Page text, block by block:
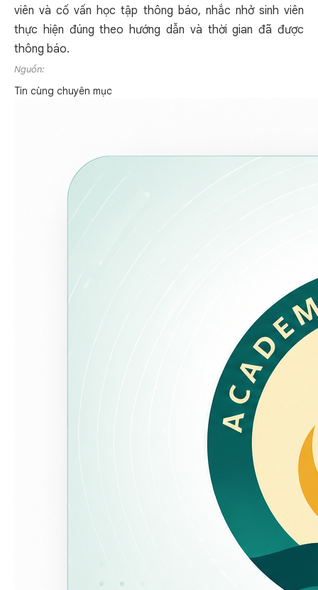
viên và cố vấn học tập thông báo, nhắc nhở sinh viên
thực hiện đúng theo hướng dẫn và thời gian đã được
thông báo.
Nguồn:
Tin cùng chuyên mục